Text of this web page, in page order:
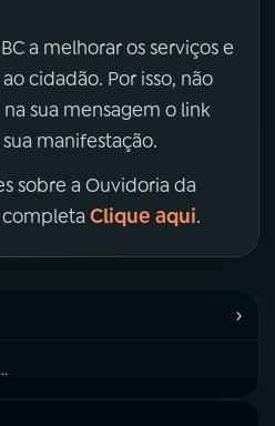
a melhorar os serviços e
cidadão. Por isso, não
sua mensagem o link
manifestação.
sobre a Ouvidoria da
completa Clique aqui.
›